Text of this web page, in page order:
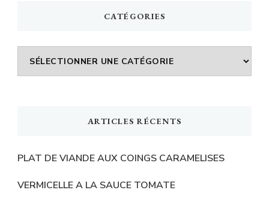
CATÉGORIES
Catégories
ARTICLES RÉCENTS
PLAT DE VIANDE AUX COINGS CARAMELISES
VERMICELLE A LA SAUCE TOMATE